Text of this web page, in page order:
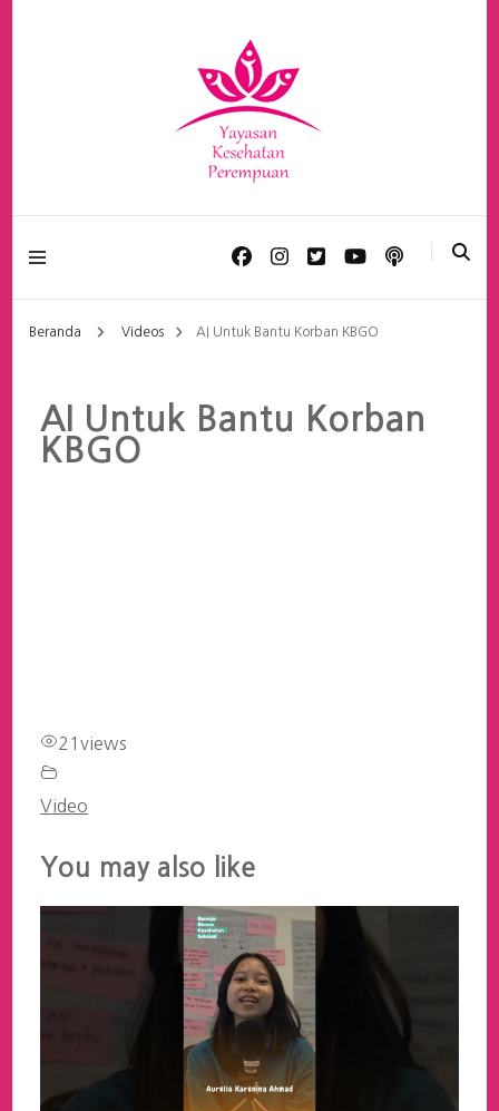
Yayasan Kesehatan
Perempuan
Beranda Videos AI Untuk Bantu Korban KBGO
AI Untuk Bantu Korban
KBGO
21views
Video
You may also like